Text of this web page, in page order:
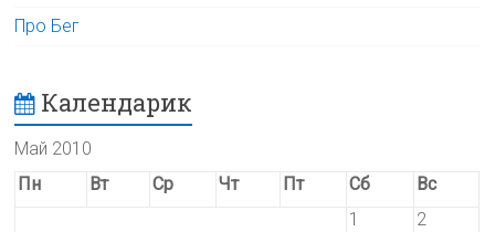
Про Бег
Календарик
Май 2010
Пн
Вт Ср Чт Пт Сб
Вс
1
2